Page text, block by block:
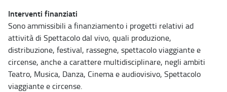
Interventi finanziati
Sono ammissibili a finanziamento i progetti relativi ad
attività di Spettacolo dal vivo, quali produzione,
distribuzione, festival, rassegne, spettacolo viaggiante e
circense, anche a carattere multidisciplinare, negli ambiti
Teatro, Musica, Danza, Cinema e audiovisivo, Spettacolo
viaggiante e circense.